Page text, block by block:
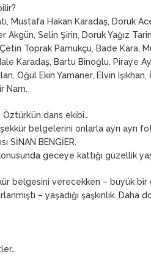
Mustafa Hakan Karadaş, Doruk
Selin Şirin, Doruk Yağız
Toprak Pamukçu, Bade Kara,
Karadaş, Bartu Binoğlu, Piraye
Oğul Ekin Yamaner, Elvin Işıkhan,
Nam.
dans ekibi…
belgelerini onlarla ayrı ayrı
SİNAN BENGİER.
geceye kattığı güzellik
belgesini verecekken – büyük bir
– yaşadığı şaşkınlık. Daha